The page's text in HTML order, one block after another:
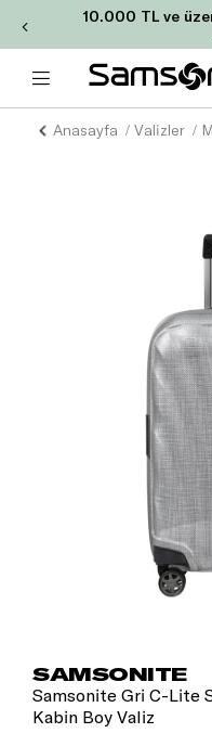
10.000 TL ve
Anasayfa Valizler
SAMSONITE
Samsonite Gri C-Lite
Kabin Boy Valiz